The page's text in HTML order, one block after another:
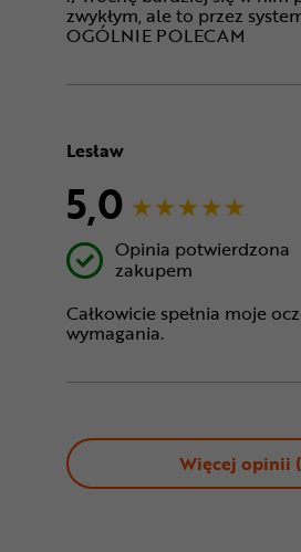
zwykłym, ale to przez
OGÓLNIE POLECAM
Lesław
5,0
Opinia potwierdzona
zakupem
Całkowicie spełnia moje
wymagania.
Więcej opinii (